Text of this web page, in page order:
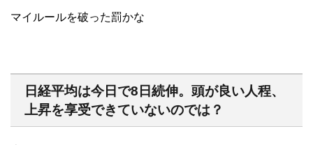
マイルールを破った罰かな
日経平均は今日で8日続伸。頭が良い人程、
上昇を享受できていないのでは？